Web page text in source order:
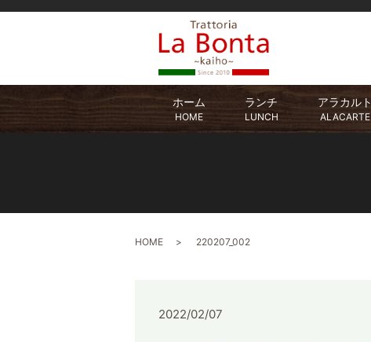
ホーム
HOME
ランチ
LUNCH
アラカルト
ALACARTE
HOME 220207_002
2022/02/07